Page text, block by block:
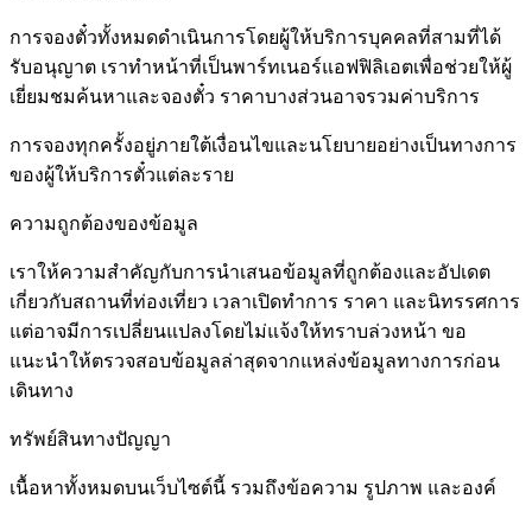
การจองตั๋วทั้งหมดดำเนินการโดยผู้ให้บริการบุคคลที่สามที่ได้
รับอนุญาต เราทำหน้าที่เป็นพาร์ทเนอร์แอฟฟิลิเอตเพื่อช่วยให้ผู้
เยี่ยมชมค้นหาและจองตั๋ว ราคาบางส่วนอาจรวมค่าบริการ
การจองทุกครั้งอยู่ภายใต้เงื่อนไขและนโยบายอย่างเป็นทางการ
ของผู้ให้บริการตั๋วแต่ละราย
ความถูกต้องของข้อมูล
เราให้ความสำคัญกับการนำเสนอข้อมูลที่ถูกต้องและอัปเดต
เกี่ยวกับสถานที่ท่องเที่ยว เวลาเปิดทำการ ราคา และนิทรรศการ
แต่อาจมีการเปลี่ยนแปลงโดยไม่แจ้งให้ทราบล่วงหน้า ขอ
แนะนำให้ตรวจสอบข้อมูลล่าสุดจากแหล่งข้อมูลทางการก่อน
เดินทาง
ทรัพย์สินทางปัญญา
เนื้อหาทั้งหมดบนเว็บไซต์นี้ รวมถึงข้อความ รูปภาพ และองค์